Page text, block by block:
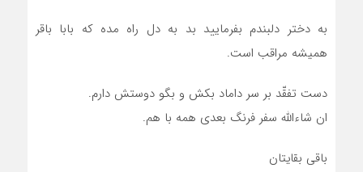
به دختر دلبندم بفرمایید بد به دل راه مده که بابا باقر
همیشه مراقب است.
دست تفقّد بر سر داماد بکش و بگو دوستش دارم.
ان شاءالله سفر فرنگ بعدی همه با هم.
باقی بقایتان